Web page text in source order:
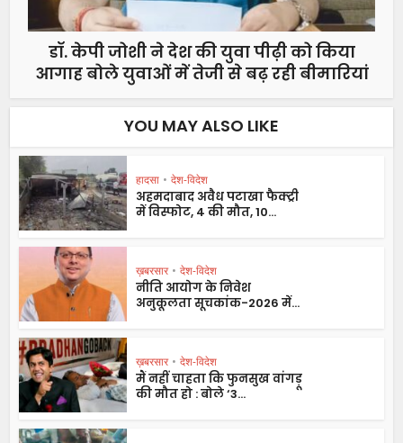
डॉ. केपी जोशी ने देश की युवा पीढ़ी को किया
आगाह बोले युवाओं में तेजी से बढ़ रही बीमारियां
YOU MAY ALSO LIKE
हादसा • देश-विदेश
अहमदाबाद अवैध पटाखा फैक्ट्री
में विस्फोट, 4 की मौत, 10...
ख़बरसार • देश-विदेश
नीति आयोग के निवेश
अनुकूलता सूचकांक-2026 में...
ख़बरसार • देश-विदेश
मैं नहीं चाहता कि फुनसुख वांगड़ू
की मौत हो : बोले ‘3...